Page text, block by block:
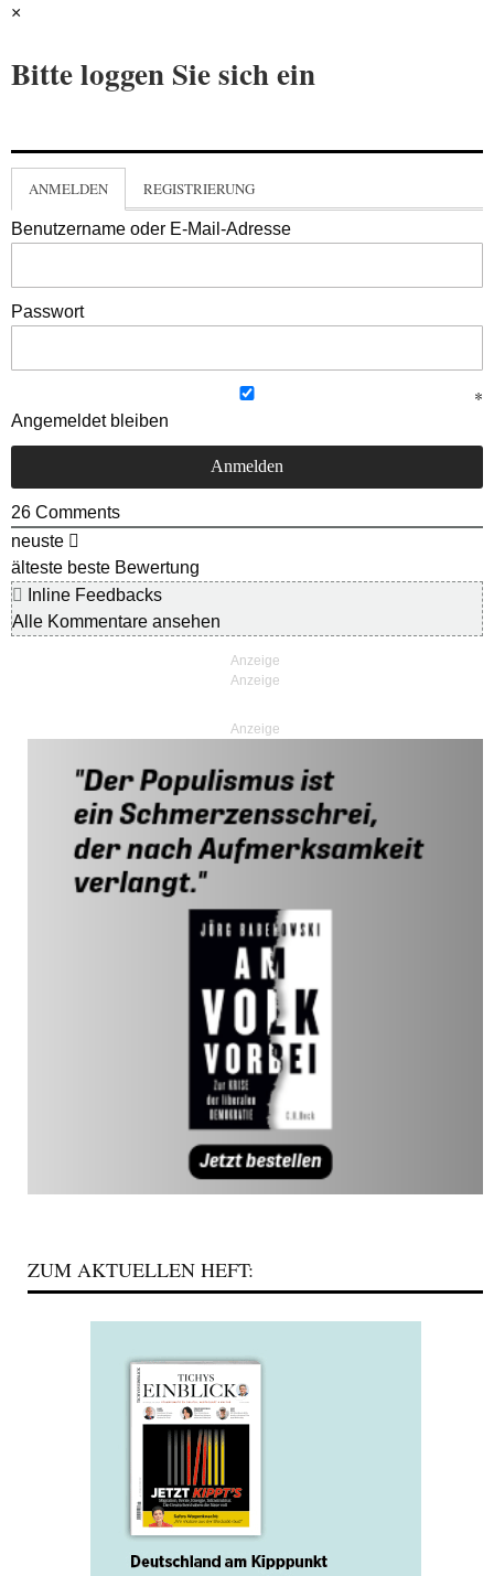
×
Bitte loggen Sie sich ein
ANMELDEN REGISTRIERUNG
Benutzername oder E-Mail-Adresse
Passwort
Angemeldet bleiben
26 Comments
neuste
älteste beste Bewertung
Inline Feedbacks
Alle Kommentare ansehen
Anzeige
ZUM AKTUELLEN HEFT: